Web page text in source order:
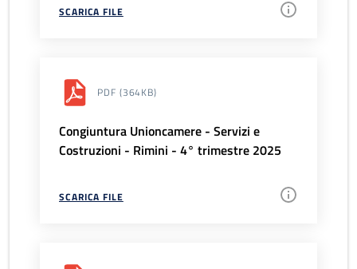
SCARICA FILE
PDF (364KB)
Congiuntura Unioncamere - Servizi e
Costruzioni - Rimini - 4° trimestre 2025
SCARICA FILE